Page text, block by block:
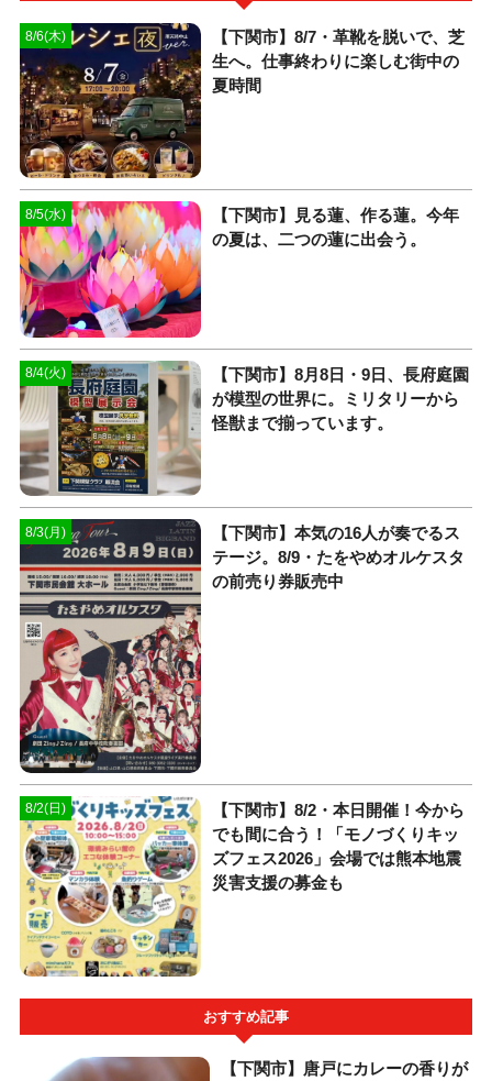
8/6(木)
【下関市】8/7・革靴を脱いで、芝
生へ。仕事終わりに楽しむ街中の
夏時間
8/5(水)
【下関市】見る蓮、作る蓮。今年
の夏は、二つの蓮に出会う。
8/4(火)
【下関市】8月8日・9日、長府庭園
が模型の世界に。ミリタリーから
怪獣まで揃っています。
8/3(月)
【下関市】本気の16人が奏でるス
テージ。8/9・たをやめオルケスタ
の前売り券販売中
8/2(日)
【下関市】8/2・本日開催！今から
でも間に合う！「モノづくりキッ
ズフェス2026」会場では熊本地震
災害支援の募金も
おすすめ記事
【下関市】唐戸にカレーの香りが